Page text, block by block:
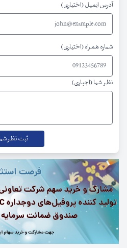
آدرس ایمیل (اختیاری)
شماره همراه (اختیاری)
نظر شما (اجباری)